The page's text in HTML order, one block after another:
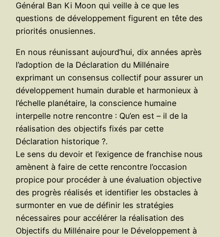
Général Ban Ki Moon qui veille à ce que les
questions de développement figurent en tête des
priorités onusiennes.
En nous réunissant aujourd’hui, dix années après
l’adoption de la Déclaration du Millénaire
exprimant un consensus collectif pour assurer un
développement humain durable et harmonieux à
l’échelle planétaire, la conscience humaine
interpelle notre rencontre : Qu’en est – il de la
réalisation des objectifs fixés par cette
Déclaration historique ?.
Le sens du devoir et l’exigence de franchise nous
amènent à faire de cette rencontre l’occasion
propice pour procéder à une évaluation objective
des progrès réalisés et identifier les obstacles à
surmonter en vue de définir les stratégies
nécessaires pour accélérer la réalisation des
Objectifs du Millénaire pour le Développement à